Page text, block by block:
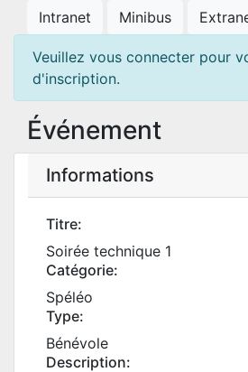
Intranet Minibus
Veuillez vous connecter pour
d'inscription.
Événement
Informations
Titre:
Soirée technique 1
Catégorie:
Spéléo
Type:
Bénévole
Description: